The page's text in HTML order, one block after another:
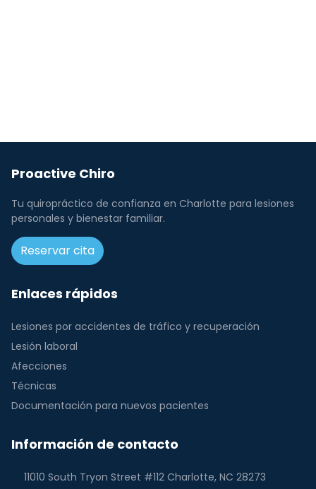
Proactive Chiro
Tu quiropráctico de confianza en Charlotte para lesiones
personales y bienestar familiar.
Reservar cita
Enlaces rápidos
Lesiones por accidentes de tráfico y recuperación
Lesión laboral
Afecciones
Técnicas
Documentación para nuevos pacientes
Información de contacto
11010 South Tryon Street #112 Charlotte, NC 28273